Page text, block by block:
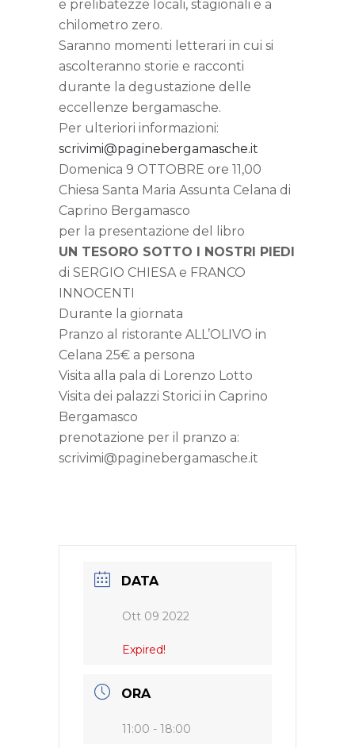
e prelibatezze locali, stagionali e a
chilometro zero.
Saranno momenti letterari in cui si
ascolteranno storie e racconti
durante la degustazione delle
eccellenze bergamasche.
Per ulteriori informazioni:
scrivimi@paginebergamasche.it
Domenica 9 OTTOBRE ore 11,00
Chiesa Santa Maria Assunta Celana di
Caprino Bergamasco
per la presentazione del libro
UN TESORO SOTTO I NOSTRI PIEDI
di SERGIO CHIESA e FRANCO
INNOCENTI
Durante la giornata
Pranzo al ristorante ALL’OLIVO in
Celana 25€ a persona
Visita alla pala di Lorenzo Lotto
Visita dei palazzi Storici in Caprino
Bergamasco
prenotazione per il pranzo a:
scrivimi@paginebergamasche.it
DATA
Ott 09 2022
Expired!
ORA
11:00 - 18:00